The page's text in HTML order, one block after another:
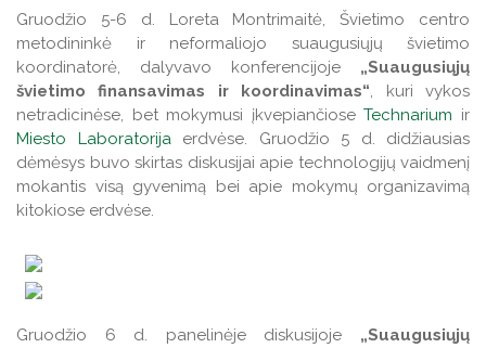
Projektai
Veiklos ataskaitos
Naudingos nuorodos TAU studentams
Leidiniai
JPK mokytojai mentoriai
Veiklos programos
Veiklos ataskaitos
Gruodžio 5-6 d. Loreta Montrimaitė, Švietimo centro
metodininkė ir neformaliojo suaugusiųjų švietimo
koordinatorė, dalyvavo konferencijoje „Suaugusiųjų
švietimo finansavimas ir koordinavimas“, kuri vykos
netradicinėse, bet mokymusi įkvepiančioseTechnarium ir
Miesto Laboratorijaerdvėse. Gruodžio 5 d. didžiausias
dėmėsys buvo skirtas diskusijai apie technologijų vaidmenį
mokantis visą gyvenimą bei apie mokymų organizavimą
kitokiose erdvėse.
Gruodžio 6 d. panelinėje diskusijoje „Suaugusiųjų